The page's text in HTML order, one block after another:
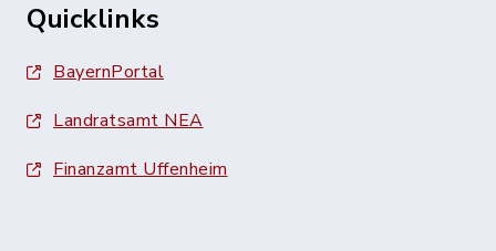
Quicklinks
BayernPortal
Landratsamt NEA
Finanzamt Uffenheim